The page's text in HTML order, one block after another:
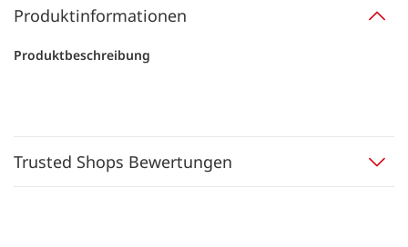
Produktinformationen
Produktbeschreibung
Trusted Shops Bewertungen